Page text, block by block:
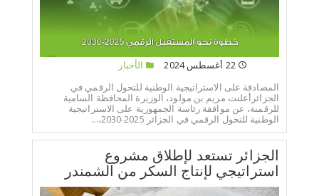
22 أغسطس 2024
الأخبار
المصادقة على الاستراتيجية الوطنية للتحول الرقمي في
الجزائرأعلنت مريم بن مولود، الوزيرة المحافظة السامية
للرقمنة، عن موافقة رئاسة الجمهورية على الاستراتيجية
الوطنية للتحول الرقمي في الجزائر 2025-2030،...
الجزائر تستعد لإطلاق مشروع
استراتيجي لإنتاج السكر من الشمندر